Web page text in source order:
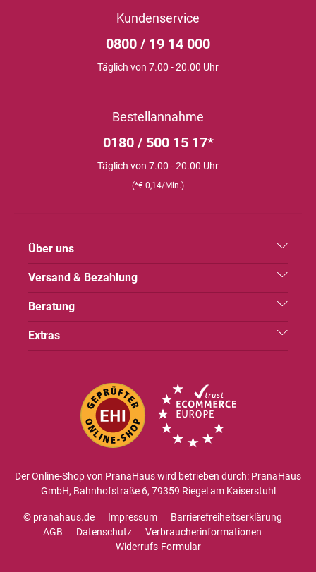
Kundenservice
0800 / 19 14 000
Täglich von 7.00 - 20.00 Uhr
Bestellannahme
0180 / 500 15 17*
Täglich von 7.00 - 20.00 Uhr
(*€ 0,14/Min.)
Über uns
Versand & Bezahlung
Beratung
Extras
Der Online-Shop von PranaHaus wird betrieben durch: PranaHaus
GmbH, Bahnhofstraße 6, 79359 Riegel am Kaiserstuhl
© pranahaus.de Impressum
Barrierefreiheitserklärung
AGB
Datenschutz
Verbraucherinformationen
Widerrufs-Formular